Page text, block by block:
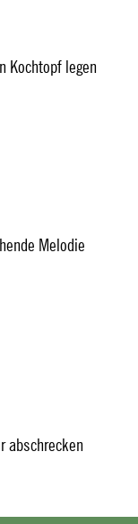
Kochtopf legen
Melodie
abschrecken